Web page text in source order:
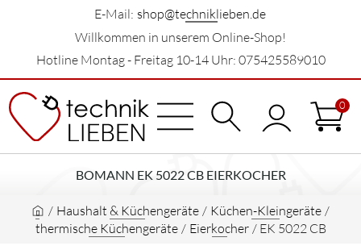
E-Mail: shop@techniklieben.de
Willkommen in unserem Online-Shop!
Hotline Montag - Freitag 10-14 Uhr: 075425589010
0
BOMANN EK 5022 CB EIERKOCHER
/ Haushalt & Küchengeräte / Küchen-Kleingeräte /
thermische Küchengeräte / Eierkocher / EK 5022 CB